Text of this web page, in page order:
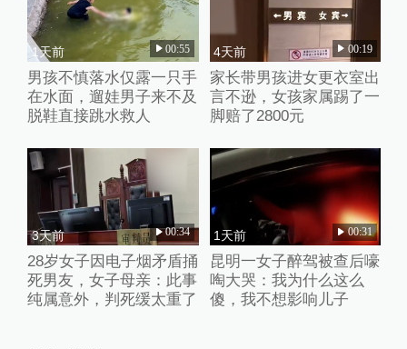
1天前 00:55
男孩不慎落水仅露一只手
在水面，遛娃男子来不及
脱鞋直接跳水救人
4天前 00:19
家长带男孩进女更衣室出
言不逊，女孩家属踢了一
脚赔了2800元
3天前 00:34
28岁女子因电子烟矛盾捅
死男友，女子母亲：此事
纯属意外，判死缓太重了
1天前 00:31
昆明一女子醉驾被查后嚎
啕大哭：我为什么这么
傻，我不想影响儿子